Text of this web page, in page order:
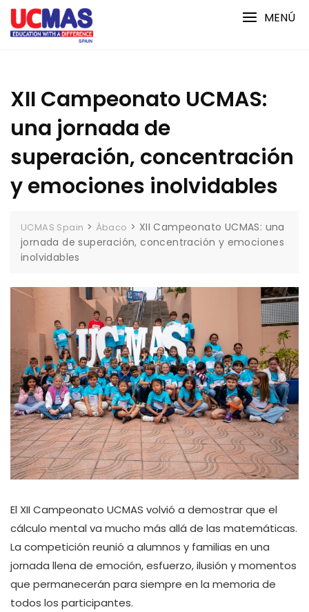
Saltar
contenido
MENÚ
XII Campeonato UCMAS:
una jornada de
superación, concentración
y emociones inolvidables
UCMAS Spain > Ábaco > XII Campeonato UCMAS: una
jornada de superación, concentración y emociones
inolvidables
El XII Campeonato UCMAS volvió a demostrar que el
cálculo mental va mucho más allá de las matemáticas.
La competición reunió a alumnos y familias en una
jornada llena de emoción, esfuerzo, ilusión y momentos
que permanecerán para siempre en la memoria de
todos los participantes.